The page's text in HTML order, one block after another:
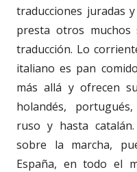
traducciones juradas
presta otros
traducción. Lo
italiano es pan
más allá y ofrecen
holandés,
ruso y hasta
sobre la marcha,
España, en todo el